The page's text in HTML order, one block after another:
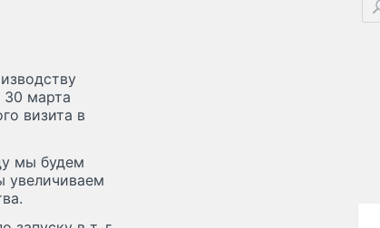
30 марта
визита в
мы будем
увеличиваем